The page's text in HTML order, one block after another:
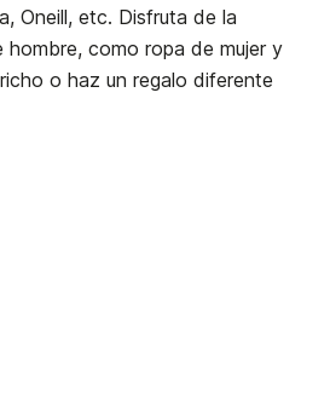
Oneill, etc. Disfruta de la
como ropa de mujer y
o haz un regalo diferente